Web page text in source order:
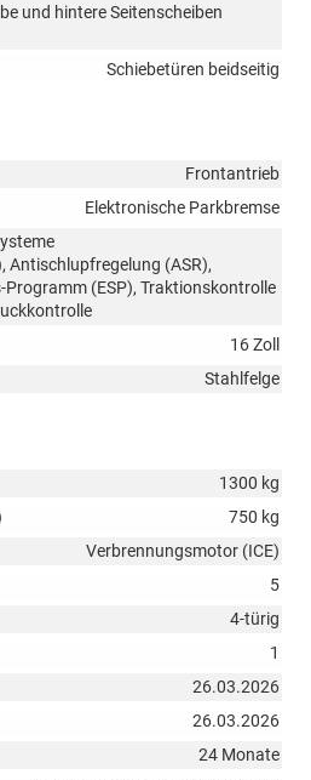
und hintere Seitenscheiben
Schiebetüren beidseitig
Frontantrieb
Elektronische Parkbremse
Antischlupfregelung (ASR),
(ESP), Traktionskontrolle
16 Zoll
Stahlfelge
1300 kg
750 kg
Verbrennungsmotor (ICE)
5
4-türig
1
26.03.2026
26.03.2026
24 Monate